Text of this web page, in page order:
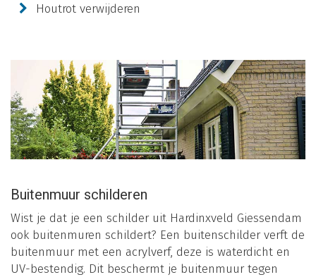
Houtrot verwijderen
Buitenmuur schilderen
Wist je dat je een schilder uit Hardinxveld Giessendam
ook buitenmuren schildert? Een buitenschilder verft de
buitenmuur met een acrylverf, deze is waterdicht en
UV-bestendig. Dit beschermt je buitenmuur tegen